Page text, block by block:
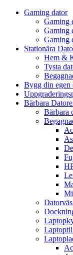
Gaming dator
Gaming
Gaming
Gaming
Stationära
Hem &
Tysta
Bygg din egen
Bärbara
Bärbara